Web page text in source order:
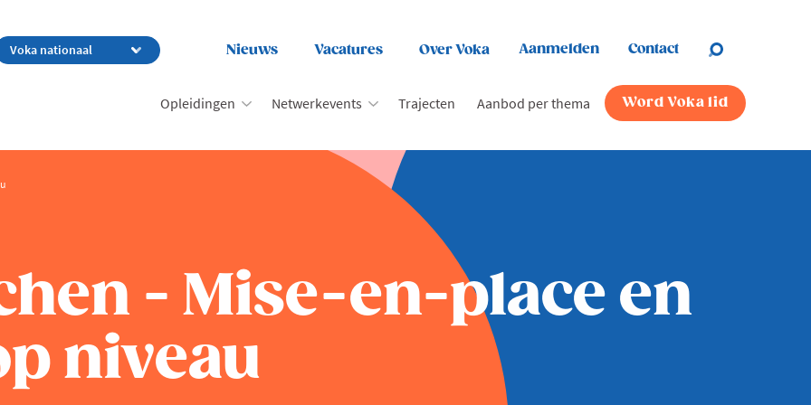
Nieuws Vacatures Over Voka Aanmelden Contact
Opleidingen Netwerkevents Trajecten Aanbod per thema Word Voka lid
- Mise-en-place en
niveau